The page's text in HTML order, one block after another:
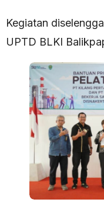
Kegiatan
UPTD BLKI